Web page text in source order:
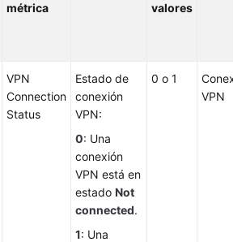
métrica
valores
VPN
Connection
Status
Estado de
conexión
VPN:
0: Una
conexión
VPN está en
estado Not
connected.
1: Una
0 o 1
VPN